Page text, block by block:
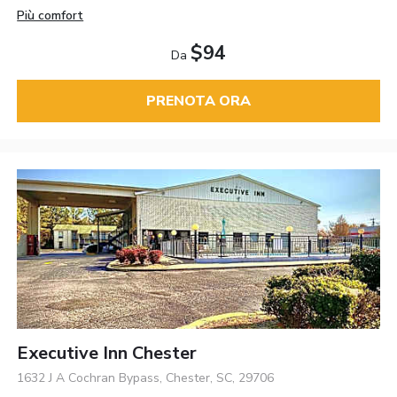
Più comfort
Da $94
PRENOTA ORA
Executive Inn Chester
1632 J A Cochran Bypass, Chester, SC, 29706